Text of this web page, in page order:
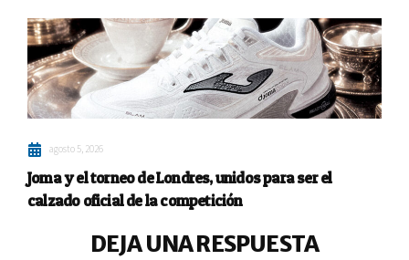
agosto 5, 2026
Joma y el torneo de Londres, unidos para ser el
calzado oficial de la competición
DEJA UNA RESPUESTA